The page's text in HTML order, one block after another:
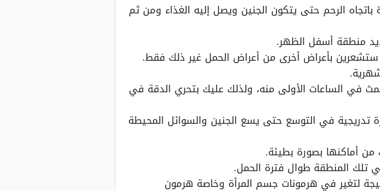
الرحم حتى يتكون الجنين ويصل إليه الغذاء ومن ثم
منطقة أسفل الظهر.
ستشعرين بأعراض أخرى من أعراض الحمل غير ذلك فقط.
في الساعات الأولى منه، ولذلك عليك بتحري الدقة في
تدريجية في التوسع حتى يسع الجنين والسوائل المحيطة
من أماكنها بصورة بطيئة.
تلك المنطقة طوال فترة الحمل.
لتغير في هرمونات جسم المرأة وخاصة هرمون